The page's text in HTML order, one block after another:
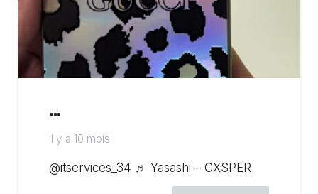
…
il y a 10 mois
@itservices_34 ♬ Yasashi – CXSPER